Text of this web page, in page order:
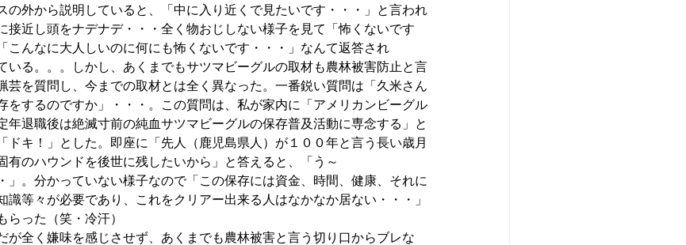
の外から説明していると、「中に入り近くで見たいです・・・」と言われ
接近し頭をナデナデ・・・全く物おじしない様子を見て「怖くないです
こんなに大人しいのに何にも怖くないです・・・」なんて返答され
いる。。。しかし、あくまでもサツマビーグルの取材も農林被害防止と言
芸を質問し、今までの取材とは全く異なった。一番鋭い質問は「久米さん
をするのですか」・・・。この質問は、私が家内に「アメリカンビーグル
年退職後は絶滅寸前の純血サツマビーグルの保存普及活動に専念する」と
ドキ！」とした。即座に「先人（鹿児島県人）が１００年と言う長い歳月
有のハウンドを後世に残したいから」と答えると、「う～
」。分かっていない様子なので「この保存には資金、時間、健康、それに
識等々が必要であり、これをクリアー出来る人はなかなか居ない・・・」
らった（笑・冷汗）
が全く嫌味を感じさせず、あくまでも農林被害と言う切り口からブレな